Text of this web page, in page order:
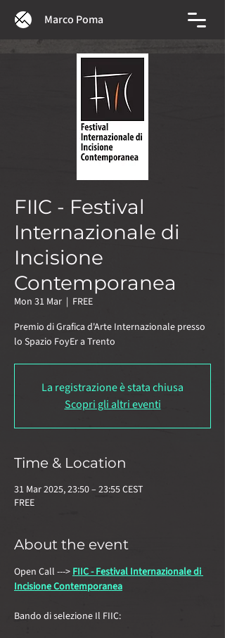
Marco Poma
FIIC - Festival
Internazionale di
Incisione
Contemporanea
Mon 31 Mar
  |
FREE
Premio di Grafica d'Arte Internazionale presso
lo Spazio FoyEr a Trento
La registrazione è stata chiusa
Scopri gli altri eventi
Time & Location
31 Mar 2025, 23:50 – 23:55 CEST
FREE
About the event
Open Call ---> FIIC - Festival Internazionale di
Incisione Contemporanea
Bando di selezione Il FIIC: